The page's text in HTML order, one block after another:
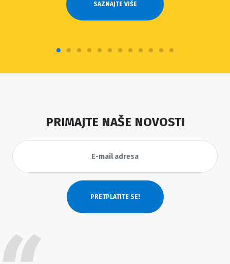
SAZNAJTE VIŠE
PRIMAJTE NAŠE NOVOSTI